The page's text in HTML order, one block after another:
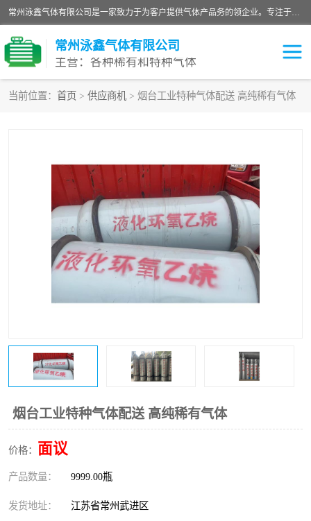
常州泳鑫气体有限公司是一家致力于为客户提供气体产品务的领企业。专注于环氧乙烷剂、环氧乙烷、高纯气体以及稀有和特种气体的研发、生产、销售和配送，产品广泛应用于医疗、电子、科研、化工、食品等多个领域。主要产品有：环氧乙烷灭菌剂，环氧乙烷，高纯氩，氮，氪，氙，氖，氘，笑，氦，氢，氧等各种稀有和特种气体。
常州泳鑫气体有限公司
主营：各种稀有和特种气体
当前位置： 首页 > 供应商机 > 烟台工业特种气体配送 高纯稀有气体
烟台工业特种气体配送 高纯稀有气体
价格： 面议
产品数量： 9999.00瓶
发货地址： 江苏省常州武进区